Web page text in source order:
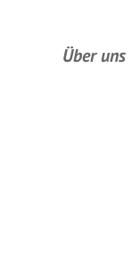
Über uns